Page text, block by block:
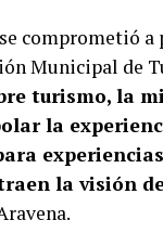
comprometió
Municipal de
turismo, la
la
la visión